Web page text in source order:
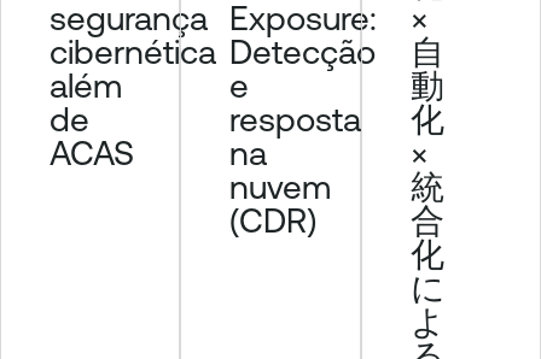
segurança
cibernética
além
de
ACAS
Exposure:
Detecção
e
resposta
na
nuvem
(CDR)
×
自
動
化
×
統
合
化
に
よ